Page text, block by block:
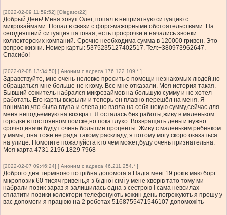
[2022-02-09 11:59:52] [Olegator22]
Добрый День! Меня зовут Олег, попал в неприятную ситуацию с
микрозаймами. Попал в связи с форс-мажорными обстоятельствами. На
сегодняшний ситуация патовая, есть просрочки и начались звонки
коллекторских компаний. Срочно необходима сумма в 120000 гривен. Это
вопрос жизни. Номер карты: 5375235127402517. Тел:+380973962647.
Спасибо!
[2022-02-08 13:34:50] [ Аноним с адреса 176.122.109.* ]
Здравствуйте, мне очень неловко просить о помощи незнакомых людей,но
обращаться мне больше не к кому. Все мне отказали. Моя история такая.
Бывший сожитель набрался микрозаймов на большую сумму и не хотел
работать. Его карты вскрыли и теперь он плавно перешёл на меня. Я
понимаю,что была глупа и слепа,но взяла на себя некую сумму,сейчас для
меня неподьемную на возврат. Я осталась без работы,живу в маленьком
городке в постоянном поиске,но пока глухо. Возвращать деньги нужно
срочно,иначе будут очень большие проценты. Живу с маленьким ребенком
у мамы, она тоже не рада такому раскладу, я потому могу скоро оказаться
на улице. Помогите пожалуйста кто чем может,буду очень признательна.
Моя карта 4731 2196 1829 7968
[2022-02-07 09:46:24] [ Аноним с адреса 46.211.254.* ]
Доброго дня терміново потрібна допомога я Надія мені 19 років маю борг
мікропозик 60 тисяч гривень,я з бідної сімї у мене хворів тато тому ми
набрали позик зараз я залишилась одна з сестрою і сама невсилах
сплатити позики колектори телефонують кожин день погрожують я прошу у
вас допомоги я працюю на 2 роботах 5168755471546107 допоможіть